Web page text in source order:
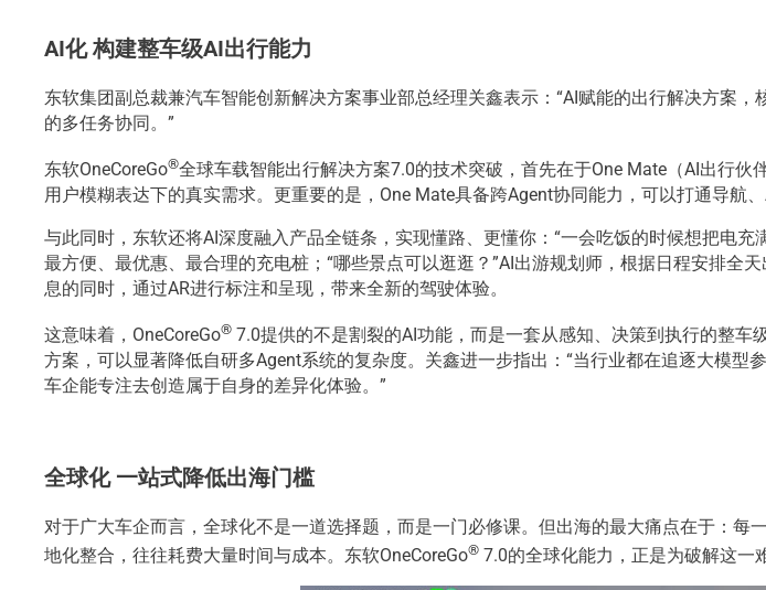
AI化 构建整车级AI出行能力
东软集团副总裁兼汽车智能创新解决方案事业部总经理关鑫表示：“AI赋能的出行解决方案
的多任务协同。”
东软OneCoreGo®全球车载智能出行解决方案7.0的技术突破，首先在于One Mate（AI出行
用户模糊表达下的真实需求。更重要的是，One Mate具备跨Agent协同能力，可以打通导航
与此同时，东软还将AI深度融入产品全链条，实现懂路、更懂你：“一会吃饭的时候想把电
最方便、最优惠、最合理的充电桩；“哪些景点可以逛逛？”AI出游规划师，根据日程安排全
息的同时，通过AR进行标注和呈现，带来全新的驾驶体验。
这意味着，OneCoreGo® 7.0提供的不是割裂的AI功能，而是一套从感知、决策到执行的整
方案，可以显著降低自研多Agent系统的复杂度。关鑫进一步指出：“当行业都在追逐大模
车企能专注去创造属于自身的差异化体验。”
全球化 一站式降低出海门槛
对于广大车企而言，全球化不是一道选择题，而是一门必修课。但出海的最大痛点在于：
地化整合，往往耗费大量时间与成本。东软OneCoreGo® 7.0的全球化能力，正是为破解这一